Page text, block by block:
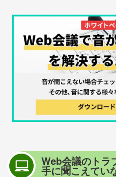
Web会議のトラ
手に聞こえてい